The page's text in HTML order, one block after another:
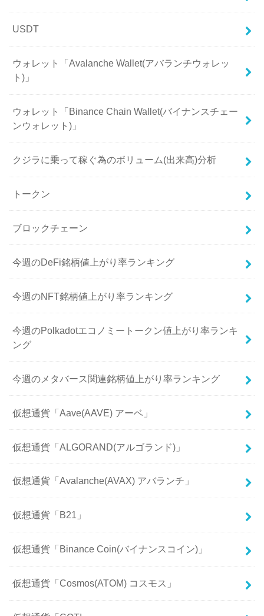
USDT
ウォレット「Avalanche Wallet(アバランチウォレッ
ト)」
ウォレット「Binance Chain Wallet(バイナンスチェー
ンウォレット)」
クジラに乗って稼ぐ為のボリューム(出来高)分析
トークン
ブロックチェーン
今週のDeFi銘柄値上がり率ランキング
今週のNFT銘柄値上がり率ランキング
今週のPolkadotエコノミートークン値上がり率ランキ
ング
今週のメタバース関連銘柄値上がり率ランキング
仮想通貨「Aave(AAVE) アーベ」
仮想通貨「ALGORAND(アルゴランド)」
仮想通貨「Avalanche(AVAX) アバランチ」
仮想通貨「B21」
仮想通貨「Binance Coin(バイナンスコイン)」
仮想通貨「Cosmos(ATOM) コスモス」